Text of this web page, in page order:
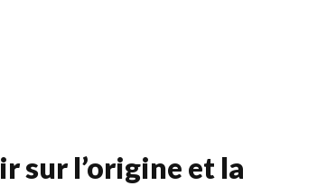
sur l’origine et la